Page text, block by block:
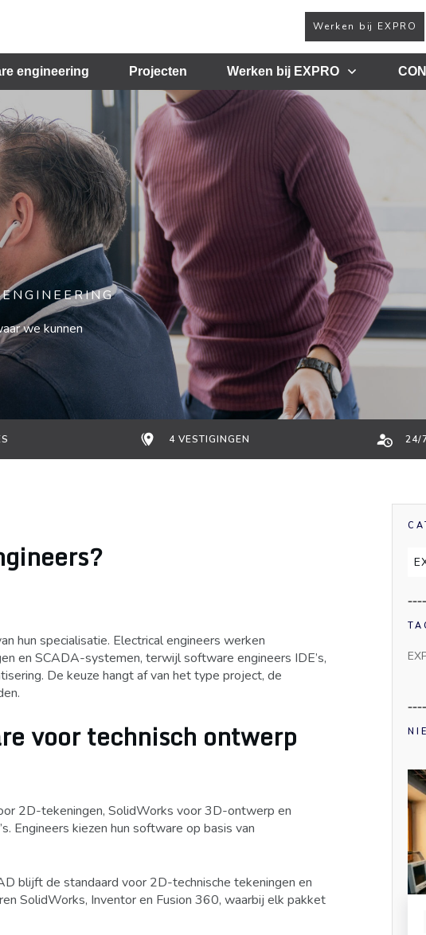
Werken bij EXPRO
engineering Projecten Werken bij EXPRO
we kunnen
4 VESTIGINGEN 24/
hun specialisatie. Electrical engineers werken
en SCADA-systemen, terwijl software engineers IDE’s,
De keuze hangt af van het type project, de
voor technisch ontwerp
2D-tekeningen, SolidWorks voor 3D-ontwerp en
Engineers kiezen hun software op basis van
blijft de standaard voor 2D-technische tekeningen en
SolidWorks, Inventor en Fusion 360, waarbij elk pakket